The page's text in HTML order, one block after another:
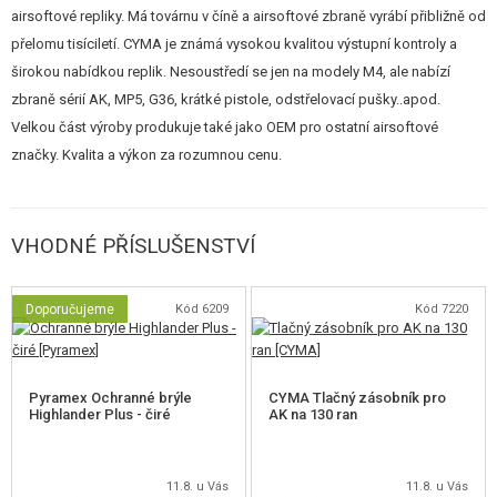
Tato kombinace zajišťuje pevnost a zároveň snižuje hmotnost zbraně.
Předností je jednak unikátní konstrukce, oboustranný přepínač střelby,
sklopná a výsuvná pažba, ale i RIS lišty, netradiční sklopná mířidla a
zvětšený uvolňovač zásobníku.
RIS lišta je po celé horní délce těla a jsou na ní instalovány sklopná mířidla.
levotočivým M14 závitema instalovaným kovovým tlumičem plamene.
Na pravé straně se nachází zvětšená natahovací páka typická pro AK. Pro
nastavení hop-up stačí natáhnout páku a přes vyhazovací okénko provést
nastavení. Na spodní části těla je umístěnoboustranný přepínač střelby
padnoucí do ruky.Zvětšený uvolňovač zásobníkuzajišťuje pohodlné a
sklopnou a výsuvnou pažbou
s nastavitelnou lícnicí.
airsoftové repliky. Má továrnu v číně a airsoftové zbraně vyrábí přibližně od
přelomu tisíciletí. CYMA je známá vysokou kvalitou výstupní kontroly a
širokou nabídkou replik. Nesoustředí se jen na modely M4, ale nabízí
zbraně sérií AK, MP5, G36, krátké pistole, odstřelovací pušky..apod.
Velkou část výroby produkuje také jako OEM pro ostatní airsoftové
značky. Kvalita a výkon za rozumnou cenu.
VHODNÉ PŘÍSLUŠENSTVÍ
Doporučujeme Kód 6209
Pyramex Ochranné brýle
Highlander Plus - čiré
11.8. u Vás
Kód 7220
CYMA Tlačný zásobník pro
AK na 130 ran
11.8. u Vás